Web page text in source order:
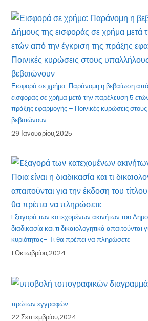
Εισφορά σε χρήμα: Παράνομη η βεβαίωση
εισφοράς σε χρήμα μετά την παρέλευση 5
πράξης εφαρμογής – Ποινικές κυρώσεις
βεβαιώνουν
29 Ιανουαρίου,2025
Eξαγορά των κατεχομένων ακινήτων του
διαδικασία και τι δικαιολογητικά απαιτούνται
κυριότητας– Τι θα πρέπει να πληρώσετε
1 Οκτωβρίου,2024
πρώτων εγγραφών
22 Σεπτεμβρίου,2024